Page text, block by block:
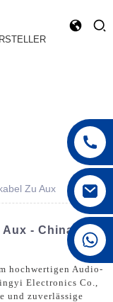
Zu Aux
- China
hochwertigen Audio-
Electronics Co.,
und zuverlässige